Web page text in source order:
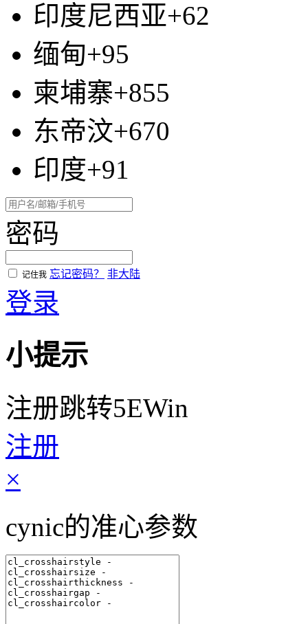
印度尼西亚+62
缅甸+95
柬埔寨+855
东帝汶+670
印度+91
密码
记住我 忘记密码？ 非大陆
登录
小提示
注册跳转5EWin
注册
×
cynic的准心参数